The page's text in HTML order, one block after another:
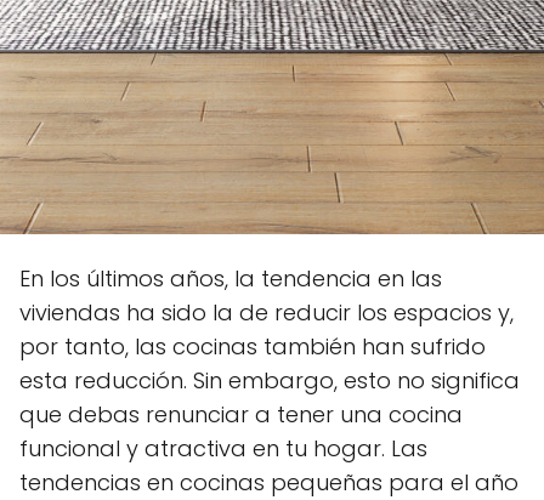
En los últimos años, la tendencia en las
viviendas ha sido la de reducir los espacios y,
por tanto, las cocinas también han sufrido
esta reducción. Sin embargo, esto no significa
que debas renunciar a tener una cocina
funcional y atractiva en tu hogar. Las
tendencias en cocinas pequeñas para el año